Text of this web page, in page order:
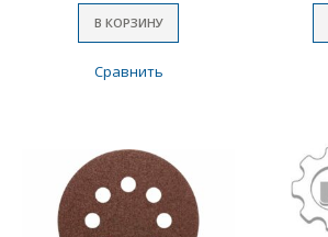
В КОРЗИНУ
Сравнить